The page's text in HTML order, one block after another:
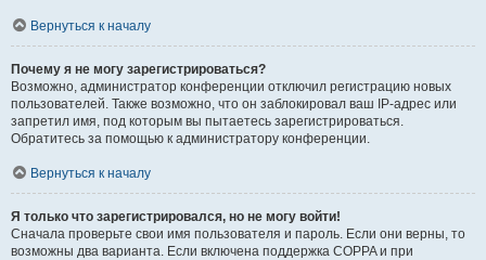
Вернуться к началу
Почему я не могу зарегистрироваться?
Возможно, администратор конференции отключил регистрацию новых
пользователей. Также возможно, что он заблокировал ваш IP-адрес или
запретил имя, под которым вы пытаетесь зарегистрироваться.
Обратитесь за помощью к администратору конференции.
Вернуться к началу
Я только что зарегистрировался, но не могу войти!
Сначала проверьте свои имя пользователя и пароль. Если они верны, то
возможны два варианта. Если включена поддержка COPPA и при